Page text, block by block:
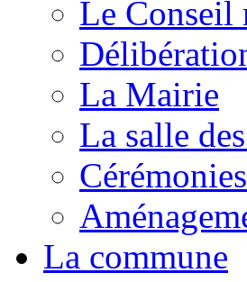
Le Conseil
La Mairie
La salle
Cérémonies
La commune